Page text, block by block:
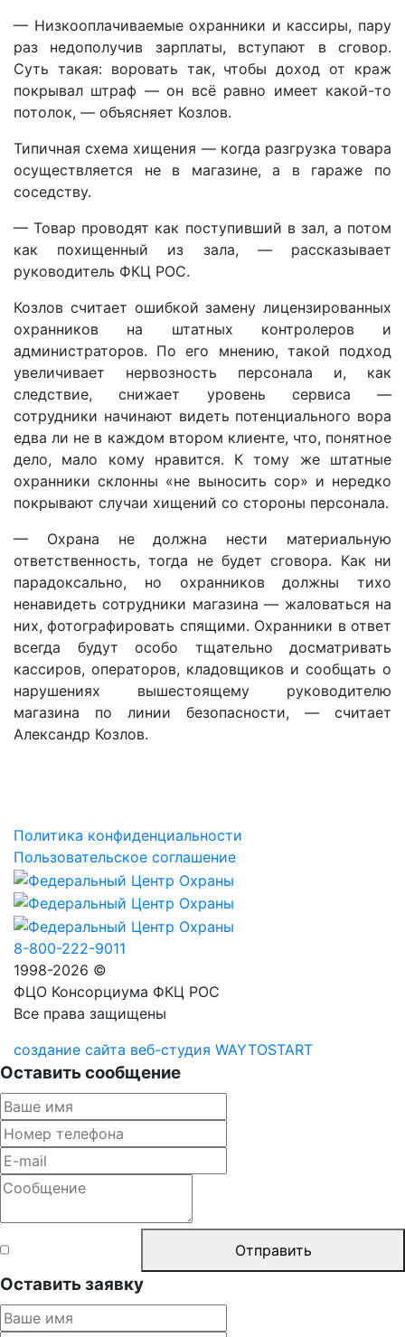
— Низкооплачиваемые охранники и кассиры, пару
раз недополучив зарплаты, вступают в сговор.
Суть такая: воровать так, чтобы доход от краж
покрывал штраф — он всё равно имеет какой-то
потолок, — объясняет Козлов.
Типичная схема хищения — когда разгрузка товара
осуществляется не в магазине, а в гараже по
соседству.
— Товар проводят как поступивший в зал, а потом
как похищенный из зала, — рассказывает
руководитель ФКЦ РОС.
Козлов считает ошибкой замену лицензированных
охранников на штатных контролеров и
администраторов. По его мнению, такой подход
увеличивает нервозность персонала и, как
следствие, снижает уровень сервиса —
сотрудники начинают видеть потенциального вора
едва ли не в каждом втором клиенте, что, понятное
дело, мало кому нравится. К тому же штатные
охранники склонны «не выносить сор» и нередко
покрывают случаи хищений со стороны персонала.
— Охрана не должна нести материальную
ответственность, тогда не будет сговора. Как ни
парадоксально, но охранников должны тихо
ненавидеть сотрудники магазина — жаловаться на
них, фотографировать спящими. Охранники в ответ
всегда будут особо тщательно досматривать
кассиров, операторов, кладовщиков и сообщать о
нарушениях вышестоящему руководителю
магазина по линии безопасности, — считает
Александр Козлов.
Политика конфиденциальности
Пользовательское соглашение
8-800-222-9011
1998-2026 ©
ФЦО Консорциума ФКЦ РОС
Все права защищены
создание сайта веб-студия WAYTOSTART
Оставить сообщение
Отправить
Оставить заявку